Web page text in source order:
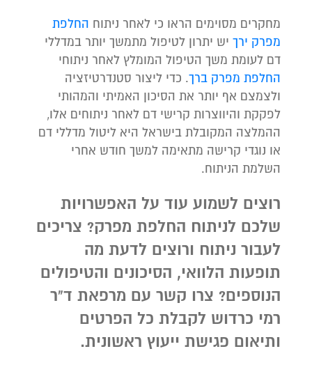
מחקרים מסוימים הראו כי לאחר ניתוח החלפת
מפרק ירך יש יתרון לטיפול מתמשך יותר במדללי
דם לעומת משך הטיפול המומלץ לאחר ניתוחי
החלפת מפרק ברך. כדי ליצור סטנדרטיזציה
ולצמצם אף יותר את הסיכון האמיתי והמהותי
לפקקת והיווצרות קרישי דם לאחר ניתוחים אלו,
ההמלצה המקובלת בישראל היא ליטול מדללי דם
או נוגדי קרישה מתאימה למשך חודש אחרי
השלמת הניתוח.
רוצים לשמוע עוד על האפשרויות
שלכם לניתוח החלפת מפרק? צריכים
לעבור ניתוח ורוצים לדעת מה
תופעות הלוואי, הסיכונים והטיפולים
הנוספים? צרו קשר עם מרפאת ד"ר
רמי כרדוש לקבלת כל הפרטים
ותיאום פגישת ייעוץ ראשונית.